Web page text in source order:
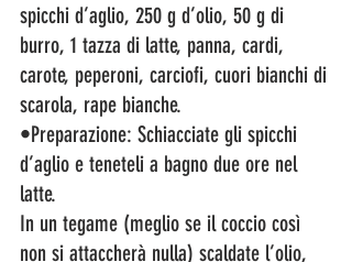
spicchi d’aglio, 250 g d’olio, 50 g di
burro, 1 tazza di latte, panna, cardi,
carote, peperoni, carciofi, cuori bianchi di
scarola, rape bianche.
•Preparazione: Schiacciate gli spicchi
d’aglio e teneteli a bagno due ore nel
latte.
In un tegame (meglio se il coccio così
non si attaccherà nulla) scaldate l’olio,